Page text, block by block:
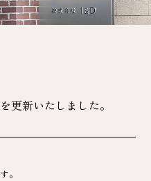
更新いたしました。
。